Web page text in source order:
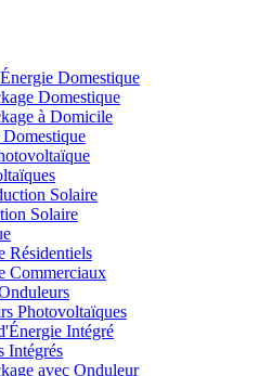
Domestique
Domestique
à Domicile
Solaire
Solaire
Résidentiels
Commerciaux
Photovoltaïques
Intégré
Intégrés
avec Onduleur